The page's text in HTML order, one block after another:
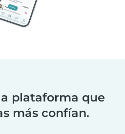
plataforma que
más confían.